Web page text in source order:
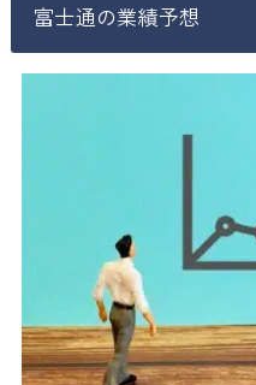
富士通の業績予想